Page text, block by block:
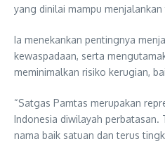
yang dinilai mampu
Ia menekankan pentingnya
kewaspadaan, serta
meminimalkan risiko kerugian,
“Satgas Pamtas merupakan
Indonesia diwilayah perbatasan.
nama baik satuan dan terus